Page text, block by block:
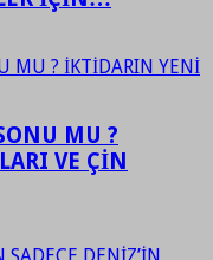
MU ?
VE ÇİN